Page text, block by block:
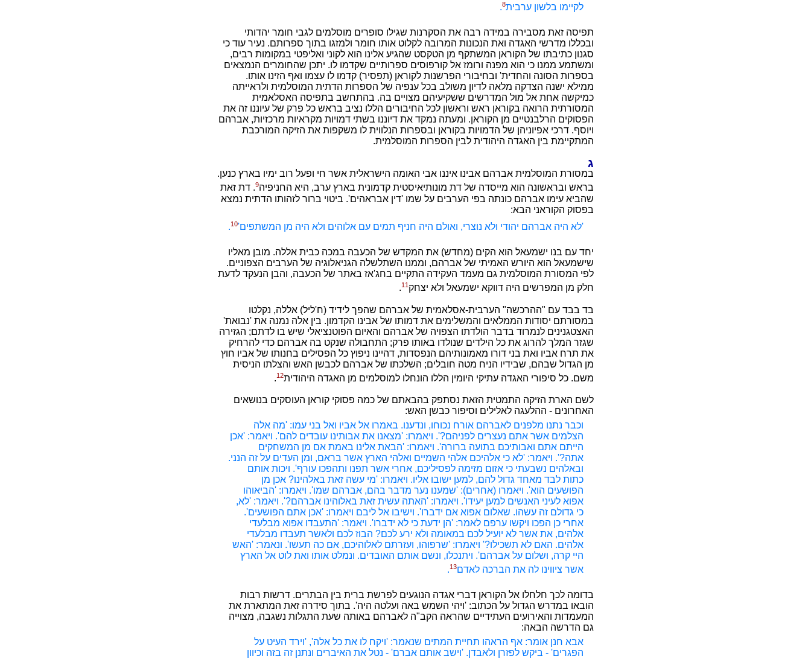
לקיימו בלשון ערבית8
.
תפיסה זאת מסבירה במידה רבה את הסקרנות שגילו סופרים מוסלמים לגבי חומר יהדותי
ובכללו מדרשי האגדה ואת הנכונות המרובה לקלוט אותו חומר ולמזגו בתוך ספרותם. נעיר עוד כי
סגנון כתיבתו של הקוראן המשתקף מן הטקסט שהגיע אלינו הוא לקוני ואליפטי במקומות רבים,
ומשתמע ממנו כי הוא מפנה ורומז אל קורפוסים ספרותיים שקדמו לו. יתכן שהחומרים הנמצאים
בספרות הסונה והחדית' ובחיבורי הפרשנות לקוראן (תפסיר) קדמו לו עצמו ואף הזינו אותו.
ממילא ישנה הצדקה מלאה לדיון משולב בכל ענפיה של הספרות הדתית המוסלמית ולראייתה
כמיקשה אחת אל מול המדרשים ששקיעיהם מצויים בה. בהתחשב בתפיסה האסלאמית
המסורתית הרואה בקוראן ראש וראשון לכל החיבורים הללו נציב בראש כל פרק של עיוננו זה את
הפסוקים הרלבנטיים מן הקוראן. ומעתה נמקד את דיוננו בשתי דמויות מקראיות מרכזיות, אברהם
ויוסף. דרכי אפיוניהן של הדמויות בקוראן ובספרות הנלווית לו משקפות את הזיקה המורכבת
המתקיימת בין האגדה היהודית לבין הספרות המוסלמית.
ג
במסורת המוסלמית אברהם אבינו איננו אבי האומה הישראלית אשר חי ופעל רוב ימיו בארץ כנען.
בראש ובראשונה הוא מייסדה של דת מונותיאיסטית קדמונית בארץ ערב, היא החניפיה9. דת זאת
שהביא עימו אברהם כונתה בפי הערבים על שמו 'דין אבראהים'. ביטוי ברור לזהותו הדתית נמצא
בפסוק הקוראני הבא:
'לא היה אברהם יהודי ולא נוצרי, ואולם היה חניף תמים עם אלוהים ולא היה מן המשתפים'10
.
יחד עם בנו ישמעאל הוא הקים (מחדש) את המקדש של הכעבה במכה כבית אללה. מובן מאליו
שישמעאל הוא היורש האמיתי של אברהם, וממנו השתלשלה הגניאלוגיה של הערבים הצפוניים.
לפי המסורת המוסלמית גם מעמד העקידה התקיים בחג'אז באתר של הכעבה, והבן הנעקד לדעת
חלק מן המפרשים היה דווקא ישמעאל ולא יצחק11
.
בד בבד עם "ההרכשה" הערבית-אסלאמית של אברהם שהפך לידיד (ח'ליל) אללה, נקלטו
במסורתם יסודות הממלאים והמשלימים את דמותו של אבינו הקדמון. בין אלה נמנה את 'נבואת'
האצטגנינים לנמרוד בדבר הולדתו הצפויה של אברהם והאיום הפוטנציאלי שיש בו לדתם; הגזירה
שגזר המלך להרוג את כל הילדים שנולדו באותו פרק; התחבולה שנקט בה אברהם כדי להרחיק
את תרח אביו ואת בני דורו מאמונותיהם הנפסדות, דהיינו ניפוץ כל הפסילים בחנותו של אביו חוץ
מן הגדול שבהם, שבידיו הניח מטה חובלים; השלכתו של אברהם לכבשן האש והצלתו הניסית
משם. כל סיפורי האגדה עתיקי היומין הללו הונחלו למוסלמים מן האגדה היהודית12
.
לשם הארת הזיקה התמטית הזאת נסתפק בהבאתם של כמה פסוקי קוראן העוסקים בנושאים
האחרונים - ההלעגה לאלילים וסיפור כבשן האש:
וכבר נתנו מלפנים לאברהם אורח נכוחו, ונדענו. באמרו אל אביו ואל בני עמו: 'מה אלה
הצלמים אשר אתם נעצרים לפניהם?'. ויאמרו: 'מצאנו את אבותינו עובדים להם'. ויאמר: 'אכן
הייתם אתם ואבותיכם בתועה ברורה'. ויאמרו: 'הבאת אלינו באמת אם מן המשחקים
אתה?'. ויאמר: 'לא כי אלהיכם אלהי השמיים ואלהי הארץ אשר בראם, ומן העדים על זה הנני.
ובאלהים נשבעתי כי אזום מזימה לפסיליכם, אחרי אשר תפנו ותהפכו עורף'. ויכות אותם
כתות לבד מאחד גדול להם, למען ישובו אליו. ויאמרו: 'מי עשה זאת באלהינו? אכן מן
הפושעים הוא'. ויאמרו (אחרים): 'שמענו נער מדבר בהם, אברהם שמו'. ויאמרו: 'הביאוהו
אפוא לעיני האנשים למען יעידו'. ויאמרו: 'האתה עשית זאת באלוהינו אברהם?'. ויאמר: 'לא,
כי גדולם זה עשהו. שאלום אפוא אם ידברו'. וישיבו אל ליבם ויאמרו: 'אכן אתם הפושעים'.
אחרי כן הפכו ויקשו ערפם לאמר: 'הן ידעת כי לא ידברו'. ויאמר: 'התעבדו אפוא מבלעדי
אלהים, את אשר לא יועיל לכם במאומה ולא ירע לכם? הבוז לכם ולאשר תעבדו מבלעדי
אלהים. האם לא תשכילו?' ויאמרו: 'שרפוהו, ועזרתם לאלוהיכם, אם כה תעשו'. ונאמר: 'האש
היי קרה, ושלום על אברהם'. ויתנכלו, ונשם אותם האובדים. ונמלט אותו ואת לוט אל הארץ
אשר ציווינו לה את הברכה לאדם13
.
בדומה לכך חלחלו אל הקוראן דברי אגדה הנוגעים לפרשת ברית בין הבתרים. דרשות רבות
הובאו במדרש הגדול על הכתוב: 'ויהי השמש באה ועלטה היה'. בתוך סידרה זאת המתארת את
המעמדות והאירועים העתידיים שהראה הקב"ה לאברהם באותה שעת התגלות נשגבה, מצוייה
גם הדרשה הבאה:
אבא חנן אומר: אף הראהו תחיית המתים שנאמר: 'ויקח לו את כל אלה', 'וירד העיט על
הפגרים' - ביקש לפזרן ולאבדן. 'וישב אותם אברם' - נטל את האיברים ונתנן זה בזה וכיוון